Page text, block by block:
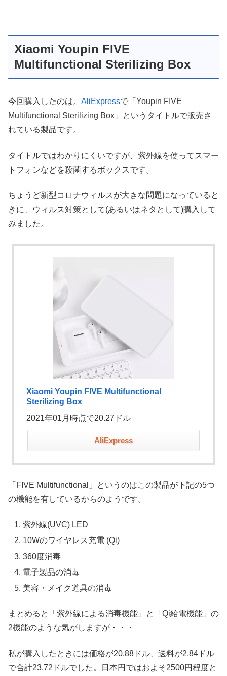
Xiaomi Youpin FIVE
Multifunctional Sterilizing Box
今回購入したのは。 AliExpressで「Youpin FIVE
Multifunctional Sterilizing Box」というタイトルで販売さ
れている製品です。
タイトルではわかりにくいですが、紫外線を使ってスマー
トフォンなどを殺菌するボックスです。
ちょうど新型コロナウィルスが大きな問題になっていると
きに、ウィルス対策として(あるいはネタとして)購入して
みました。
Xiaomi Youpin FIVE Multifunctional
Sterilizing Box
2021年01月時点で20.27ドル
AliExpress
「FIVE Multifunctional」というのはこの製品が下記の5つ
の機能を有しているからのようです。
紫外線(UVC) LED
10Wのワイヤレス充電 (Qi)
360度消毒
電子製品の消毒
美容・メイク道具の消毒
まとめると「紫外線による消毒機能」と「Qi給電機能」の
2機能のような気がしますが・・・
私が購入したときには価格が20.88ドル、送料が2.84ドル
で合計23.72ドルでした。日本円ではおよそ2500円程度と